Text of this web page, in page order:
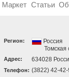
Маркет Статьи
Регион:
Россия
Томская
Адрес: 634028
Телефон: (3822) 42-